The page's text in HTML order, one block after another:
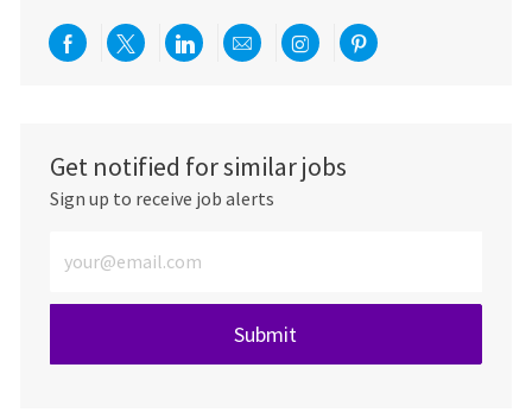
Share via Facebook
Share via twitter
Share via LinkedIn
Share via email
Share viaShare via
Get notified for similar jobs
Sign up to receive job alerts
Submit